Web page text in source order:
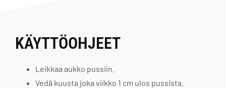
KÄYTTÖOHJEET
Leikkaa aukko pussiin.
Vedä kuusta joka viikko 1 cm ulos pussista.